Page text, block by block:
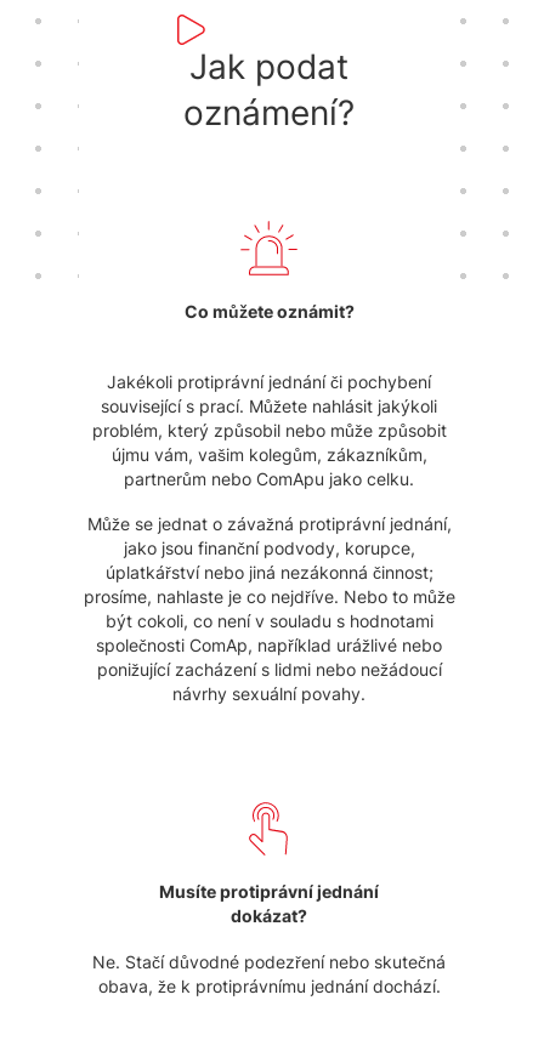
Jak podat
oznámení?
Co můžete oznámit?
Jakékoli protiprávní jednání či pochybení
související s prací. Můžete nahlásit jakýkoli
problém, který způsobil nebo může způsobit
újmu vám, vašim kolegům, zákazníkům,
partnerům nebo ComApu jako celku.
Může se jednat o závažná protiprávní jednání,
jako jsou finanční podvody, korupce,
úplatkářství nebo jiná nezákonná činnost;
prosíme, nahlaste je co nejdříve. Nebo to může
být cokoli, co není v souladu s hodnotami
společnosti ComAp, například urážlivé nebo
ponižující zacházení s lidmi nebo nežádoucí
návrhy sexuální povahy.
Musíte protiprávní jednání
dokázat?
Ne. Stačí důvodné podezření nebo skutečná
obava, že k protiprávnímu jednání dochází.